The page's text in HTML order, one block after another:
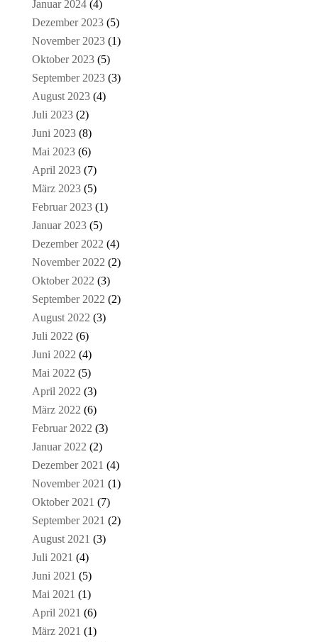
Januar 2024(4)
Dezember 2023(5)
November 2023(1)
Oktober 2023(5)
September 2023(3)
August 2023(4)
Juli 2023(2)
Juni 2023(8)
Mai 2023(6)
April 2023(7)
März 2023(5)
Februar 2023(1)
Januar 2023(5)
Dezember 2022 (4)
November 2022 (2)
Oktober 2022 (3)
September 2022 (2)
August 2022 (3)
Juli 2022 (6)
Juni 2022 (4)
Mai 2022 (5)
April 2022 (3)
März 2022 (6)
Februar 2022 (3)
Januar 2022 (2)
Dezember 2021 (4)
November 2021 (1)
Oktober 2021 (7)
September 2021 (2)
August 2021 (3)
Juli 2021 (4)
Juni 2021 (5)
Mai 2021 (1)
April 2021 (6)
März 2021 (1)